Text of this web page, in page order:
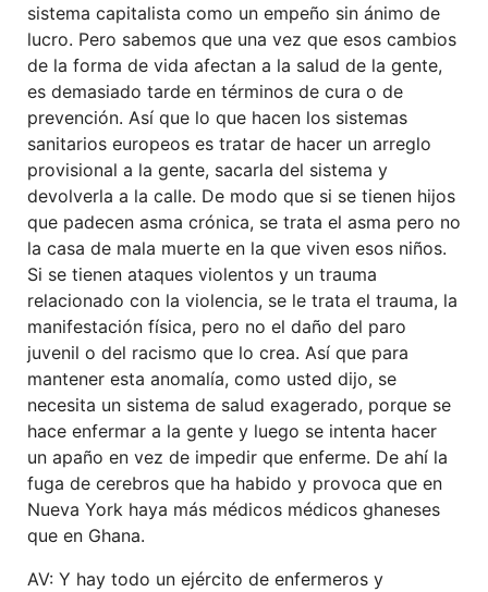
sistema capitalista como un empeño sin ánimo de
lucro. Pero sabemos que una vez que esos cambios
de la forma de vida afectan a la salud de la gente,
es demasiado tarde en términos de cura o de
prevención. Así que lo que hacen los sistemas
sanitarios europeos es tratar de hacer un arreglo
provisional a la gente, sacarla del sistema y
devolverla a la calle. De modo que si se tienen hijos
que padecen asma crónica, se trata el asma pero no
la casa de mala muerte en la que viven esos niños.
Si se tienen ataques violentos y un trauma
relacionado con la violencia, se le trata el trauma, la
manifestación física, pero no el daño del paro
juvenil o del racismo que lo crea. Así que para
mantener esta anomalía, como usted dijo, se
necesita un sistema de salud exagerado, porque se
hace enfermar a la gente y luego se intenta hacer
un apaño en vez de impedir que enferme. De ahí la
fuga de cerebros que ha habido y provoca que en
Nueva York haya más médicos médicos ghaneses
que en Ghana.
AV: Y hay todo un ejército de enfermeros y